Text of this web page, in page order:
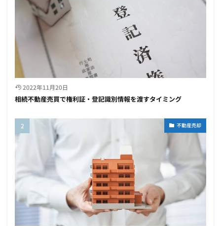
2022年11月20日
相続不動産売買で権利証・登記識別情報を渡すタイミング
不動産売却